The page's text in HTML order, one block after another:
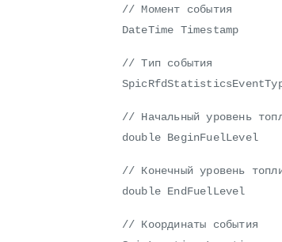
// Момент события
DateTime Timestamp
// Тип события
// Начальный уровень
double BeginFuelLevel
// Конечный уровень
double EndFuelLevel
// Координаты события